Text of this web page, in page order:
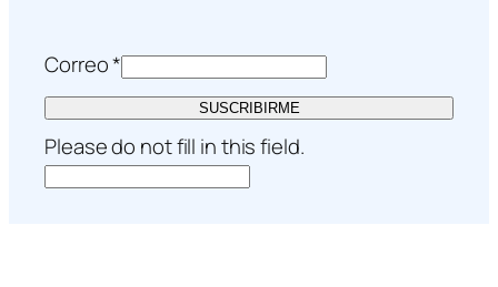
Correo*
SUSCRIBIRME
Please do not fill in this field.